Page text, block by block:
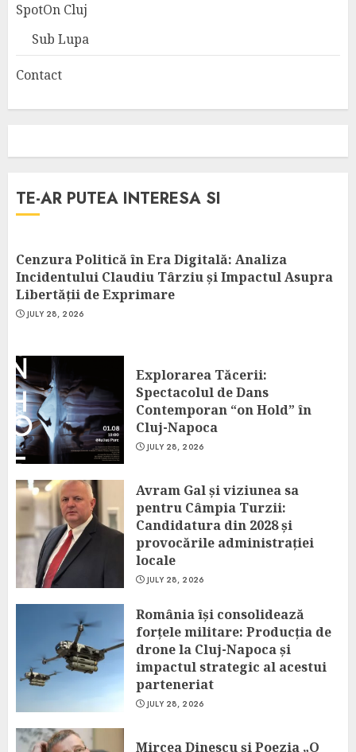
SpotOn Cluj
Sub Lupa
Contact
TE-AR PUTEA INTERESA SI
Cenzura Politică în Era Digitală: Analiza
Incidentului Claudiu Târziu și Impactul Asupra
Libertății de Exprimare
JULY 28, 2026
Explorarea Tăcerii:
Spectacolul de Dans
Contemporan “on Hold” în
Cluj-Napoca
JULY 28, 2026
Avram Gal și viziunea sa
pentru Câmpia Turzii:
Candidatura din 2028 și
provocările administrației
locale
JULY 28, 2026
România își consolidează
forțele militare: Producția de
drone la Cluj-Napoca și
impactul strategic al acestui
parteneriat
JULY 28, 2026
Mircea Dinescu și Poezia „O